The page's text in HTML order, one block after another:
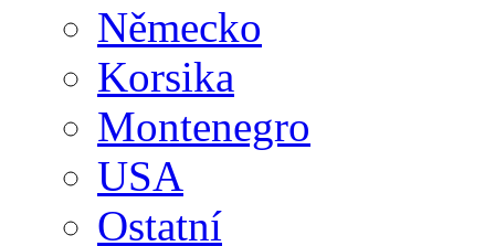
Německo
Korsika
Montenegro
USA
Ostatní